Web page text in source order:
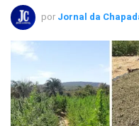
por Jornal da